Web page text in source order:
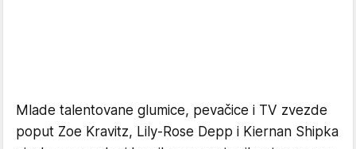
Mlade talentovane glumice, pevačice i TV zvezde
poput Zoe Kravitz, Lily-Rose Depp i Kiernan Shipka